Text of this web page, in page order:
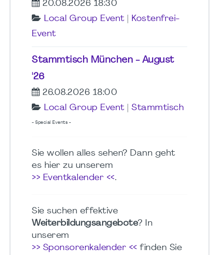
20.08.2026 18:30
Local Group Event
Kostenfrei-
Event
Stammtisch München - August
'26
26.08.2026 18:00
Local Group Event
Stammtisch
- Special Events -
Sie wollen alles sehen? Dann geht
es hier zu unserem
>> Eventkalender <<.
Sie suchen effektive
Weiterbildungsangebote? In
unserem
>> Sponsorenkalender << finden Sie